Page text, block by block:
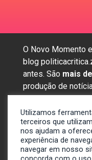
O Novo Momento
blog
antes. São mais
produção de
assuntos mais
Sobre nós
Anunciar
Utilizamos
terceiros que
nos ajudam a
experiência de
navegar em nosso